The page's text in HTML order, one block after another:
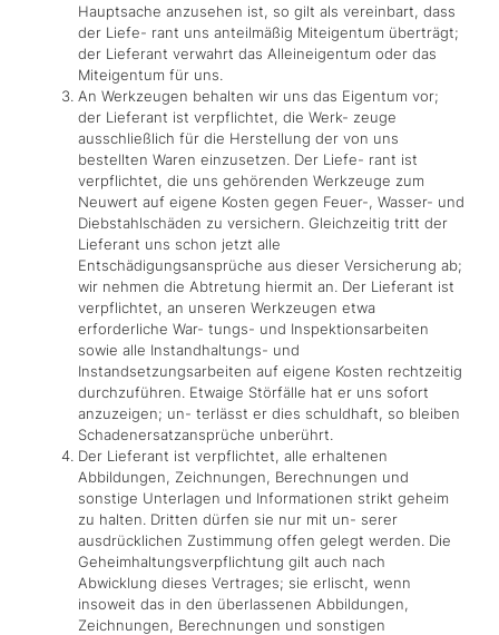
Hauptsache anzusehen ist, so gilt als vereinbart, dass
der Liefe- rant uns anteilmäßig Miteigentum überträgt;
der Lieferant verwahrt das Alleineigentum oder das
Miteigentum für uns.
An Werkzeugen behalten wir uns das Eigentum vor;
der Lieferant ist verpflichtet, die Werk- zeuge
ausschließlich für die Herstellung der von uns
bestellten Waren einzusetzen. Der Liefe- rant ist
verpflichtet, die uns gehörenden Werkzeuge zum
Neuwert auf eigene Kosten gegen Feuer-, Wasser- und
Diebstahlschäden zu versichern. Gleichzeitig tritt der
Lieferant uns schon jetzt alle
Entschädigungsansprüche aus dieser Versicherung ab;
wir nehmen die Abtretung hiermit an. Der Lieferant ist
verpflichtet, an unseren Werkzeugen etwa
erforderliche War- tungs- und Inspektionsarbeiten
sowie alle Instandhaltungs- und
Instandsetzungsarbeiten auf eigene Kosten rechtzeitig
durchzuführen. Etwaige Störfälle hat er uns sofort
anzuzeigen; un- terlässt er dies schuldhaft, so bleiben
Schadenersatzansprüche unberührt.
Der Lieferant ist verpflichtet, alle erhaltenen
Abbildungen, Zeichnungen, Berechnungen und
sonstige Unterlagen und Informationen strikt geheim
zu halten. Dritten dürfen sie nur mit un- serer
ausdrücklichen Zustimmung offen gelegt werden. Die
Geheimhaltungsverpflichtung gilt auch nach
Abwicklung dieses Vertrages; sie erlischt, wenn
insoweit das in den überlassenen Abbildungen,
Zeichnungen, Berechnungen und sonstigen